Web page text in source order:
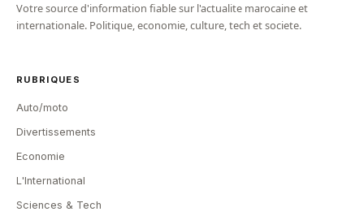
Votre source d'information fiable sur l'actualite marocaine et
internationale. Politique, economie, culture, tech et societe.
RUBRIQUES
Auto/moto
Divertissements
Economie
L'International
Sciences & Tech